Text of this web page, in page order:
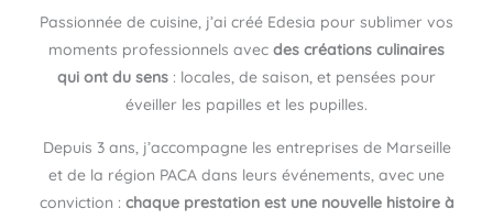
Passionnée de cuisine, j’ai créé Edesia pour sublimer vos
moments professionnels avec des créations culinaires
qui ont du sens : locales, de saison, et pensées pour
éveiller les papilles et les pupilles.
Depuis 3 ans, j’accompagne les entreprises de Marseille
et de la région PACA dans leurs événements, avec une
conviction : chaque prestation est une nouvelle histoire à